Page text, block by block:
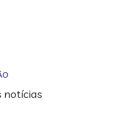
notícias